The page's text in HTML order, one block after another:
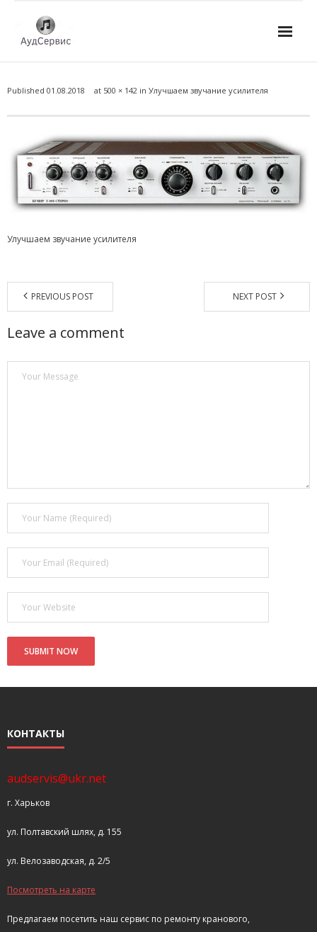
- Ремонт усилителей и AV-ресиверов
- Ремонт микшерных пультов и консолей
- Ремонт активной акустики
- Ремонт аудио для клубов, ресторанов, школ
- Изготовление усилителей
Наши работы
- Улучшение звучания усилителя: развеиваем мифы о
- Последствия любительской установки Bluetooth модуля.
- Аудиосистема для открытой площадки. Секреты
- Покупка усилителя после апгрейда. Случай с Амфитоном
- Конфигурирование и настройка акустических систем для
- Улучшаем звучание — подготовка помещения для
прослушивания музыки.
- Выбираем автомагнитолу
Контакты
Cart ( 0Items)
Published 01.08.2018 at 500 × 142 in Улучшаем звучание усилителя
Улучшаем звучание усилителя
PREVIOUS POST NEXT POST
Leave a comment
КОНТАКТЫ
audservis@ukr.net
г. Харьков
ул. Полтавский шлях, д. 155
ул. Велозаводская, д. 2/5
Посмотреть на карте
Предлагаем посетить наш сервис по ремонту кранового,